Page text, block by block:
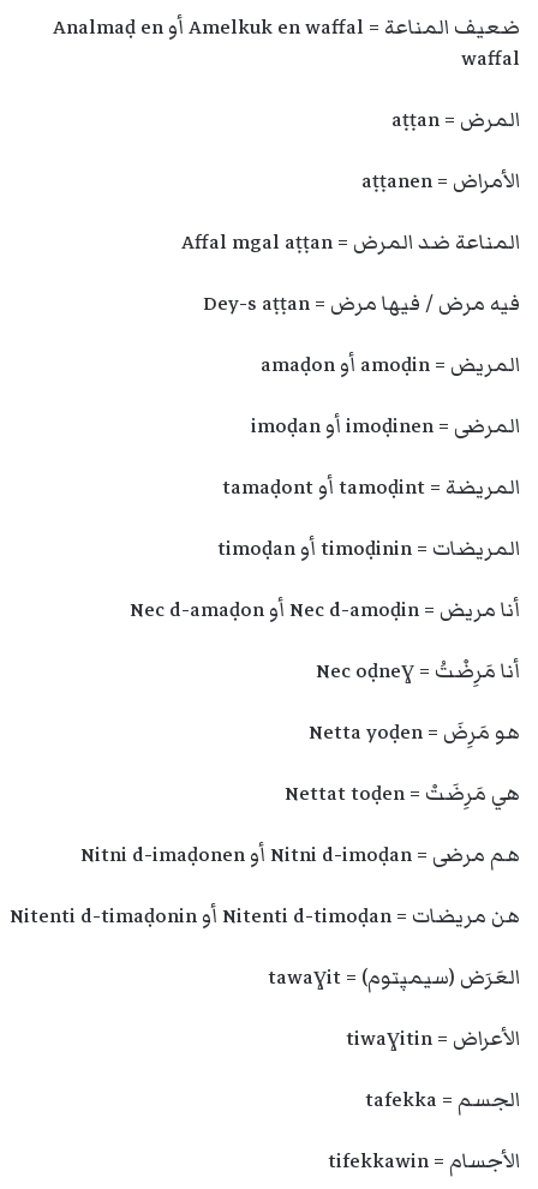
ضعيف المناعة = Amelkuk en waffal أو Analmaḍ en
waffal
المرض = aṭṭan
الأمراض = aṭṭanen
المناعة ضد المرض = Affal mgal aṭṭan
فيه مرض / فيها مرض = Dey-s aṭṭan
المريض = amoḍin أو amaḍon
المرضى = imoḍinen أو imoḍan
المريضة = tamoḍint أو tamaḍont
المريضات = timoḍinin أو timoḍan
أنا مريض = Nec d-amoḍin أو Nec d-amaḍon
أنا مَرِضْتُ = Nec oḍneɣ
هو مَرِضَ = Netta yoḍen
هي مَرِضَتْ = Nettat toḍen
هم مرضى = Nitni d-imoḍan أو Nitni d-imaḍonen
هن مريضات = Nitenti d-timoḍan أو Nitenti d-timaḍonin
العَرَض (سيمپتوم) = tawaɣit
الأعراض = tiwaɣitin
الجسم = tafekka
الأجسام = tifekkawin